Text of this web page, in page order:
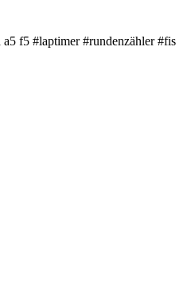
f5 #laptimer #rundenzähler #fis